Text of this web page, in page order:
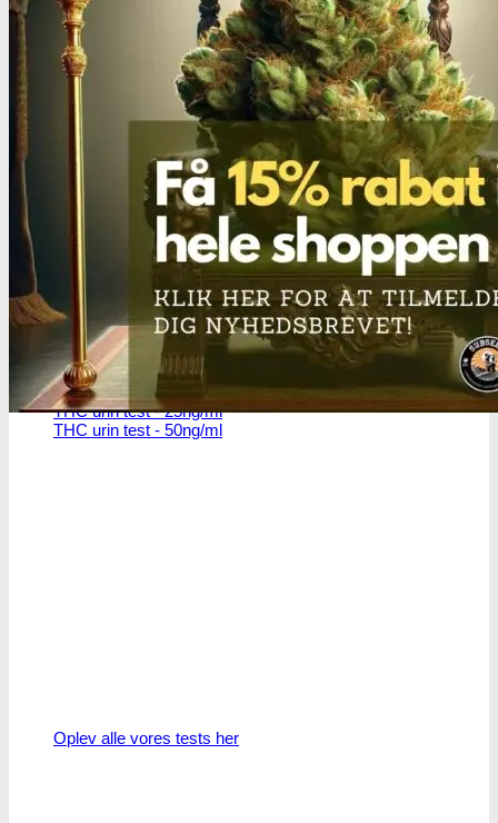
THC/Cannabinoider
THC test
Cannabinoider test
Robadope
Robadope tests
Test af primære aminer
URIN TESTS
Multi urin test - 3 stoffer
Multi urin test - 10 stoffer
THC urin test - 25ng/ml
THC urin test - 50ng/ml
Oplev alle vores tests her